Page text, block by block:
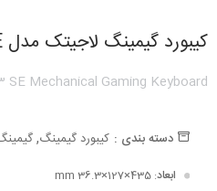
کیبورد گیمینگ لاجیتک مدل G413 SE
SE Mechanical Gaming Keyboard
دسته بندی : کیبورد گیمینگ,
ابعاد: 435×127×36.3 mm